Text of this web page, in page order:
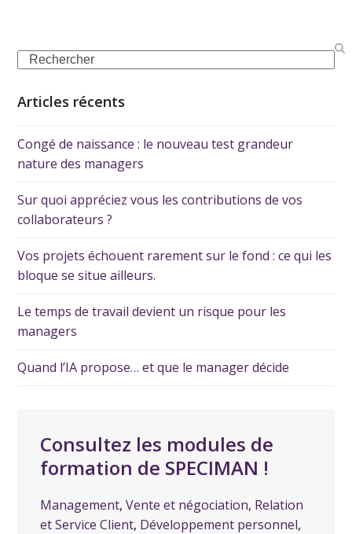
Articles récents
Congé de naissance : le nouveau test grandeur
nature des managers
Sur quoi appréciez vous les contributions de vos
collaborateurs ?
Vos projets échouent rarement sur le fond : ce qui les
bloque se situe ailleurs.
Le temps de travail devient un risque pour les
managers
Quand l’IA propose… et que le manager décide
Consultez les modules de
formation de SPECIMAN !
Management,Vente et négociation, Relation
et Service Client, Développement personnel,